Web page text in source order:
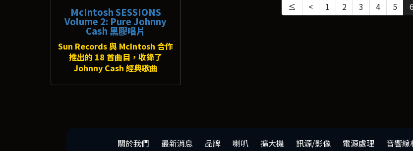
McIntosh SESSIONS
Volume 2: Pure Johnny
Cash 黑膠唱片
Sun Records 與 McIntosh 合作
推出的 18 首曲目，收錄了
Johnny Cash 經典歌曲
≤ < 1 2 3 4 5 6
關於我們 最新消息 品牌 喇叭 擴大機 訊源/影像 電源處理 音響線